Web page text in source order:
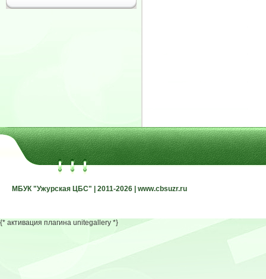
МБУК "Ужурская ЦБС" | 2011-2026 | www.cbsuzr.ru
МБУК "Ужурская ЦБС" | 2011-2026 | www.cbsuzr.ru
{* активация плагина unitegallery *}